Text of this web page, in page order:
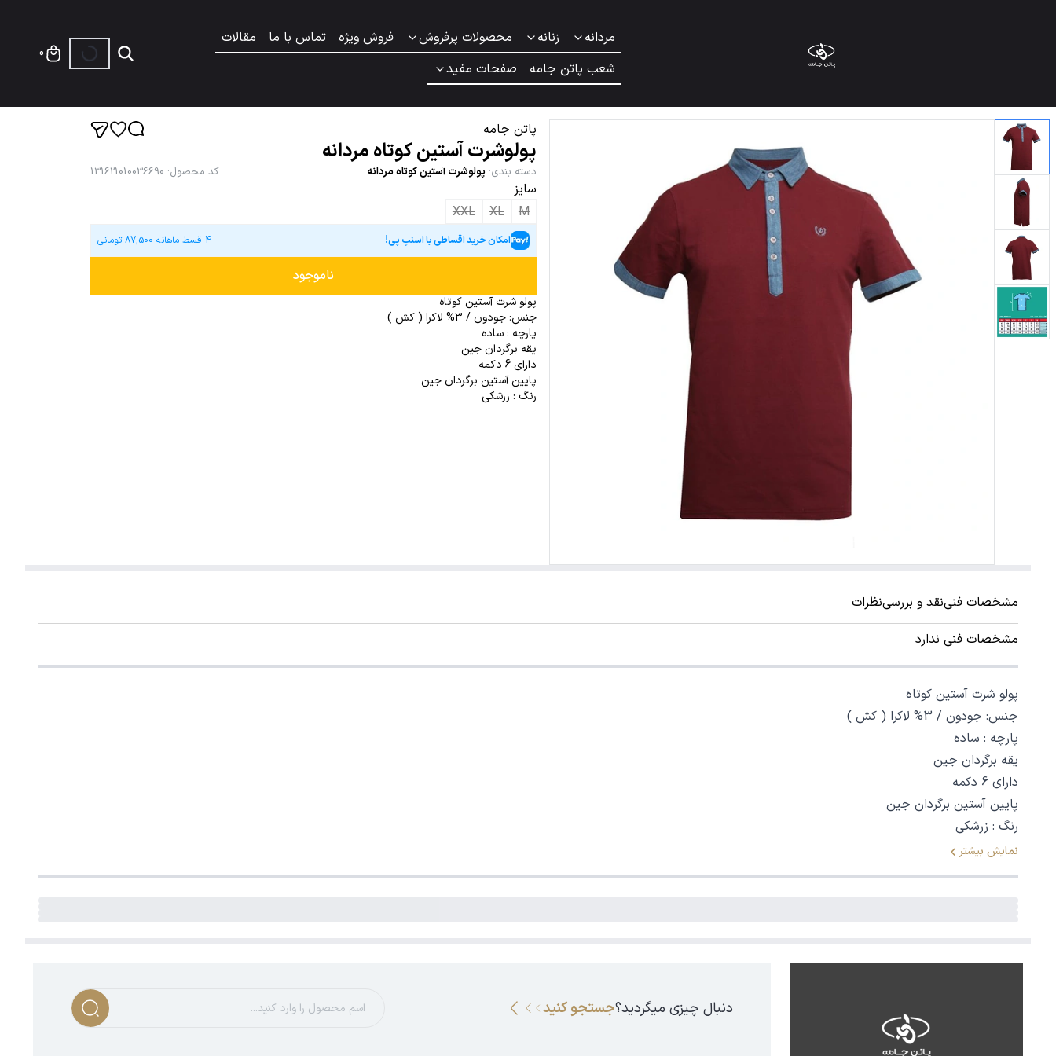
مردانه زنانه محصولات پرفروش فروش ویژه تماس با ما
مقالات
شعب پاتن جامه
صفحات مفید
0
پاتن جامه
پولوشرت آستین کوتاه مردانه
دسته بندی: پولوشرت آستین کوتاه مردانه کد محصول:
131621010036690
سایز
M
XL
XXL
امکان خرید اقساطی با اسنپ پی! 4 قسط ماهانه 87,500 تومانی
ناموجود
پولو شرت آستین کوتاه
جنس: جودون / 3% لاکرا ( کش )
پارچه : ساده
یقه برگردان جین
دارای 6 دکمه
پایین آستین برگردان جین
رنگ : زرشکی
مشخصات فنینقد و بررسینظرات
مشخصات فنی ندارد
پولو شرت آستین کوتاه
جنس: جودون / 3% لاکرا ( کش )
پارچه : ساده
یقه برگردان جین
دارای 6 دکمه
پایین آستین برگردان جین
رنگ : زرشکی
نمایش بیشتر
دنبال چیزی میگردید؟جستجو کنید